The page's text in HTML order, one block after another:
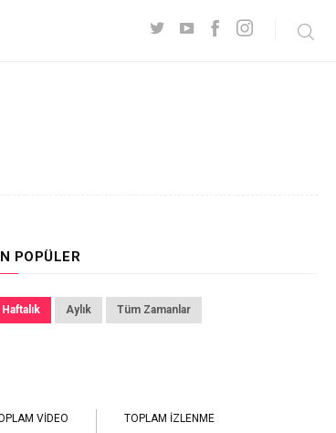
POPÜLER
Haftalık Aylık Tüm Zamanlar
VIDEO TOPLAM İZLENME